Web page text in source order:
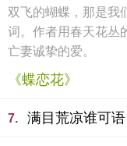
双飞的蝴蝶，那是我
词。作者用春天花丛
亡妻诚挚的爱。
《蝶恋花》
7. 满目荒凉谁可语